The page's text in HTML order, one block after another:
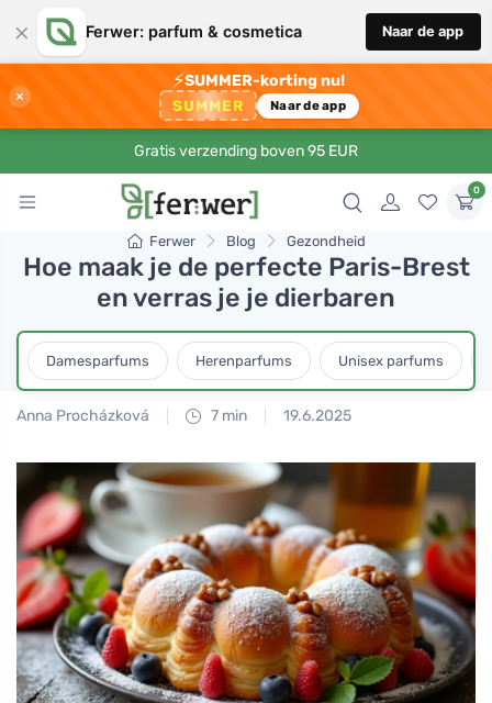
× Ferwer: parfum & cosmetica Naar de app
×
⚡SUMMER-korting nu!
SUMMER Naar de app
Gratis verzending boven 95 EUR
0
Ferwer Blog Gezondheid
Hoe maak je de perfecte Paris-Brest
en verras je je dierbaren
Damesparfums Herenparfums Unisex parfums
Anna Procházková 7 min 19.6.2025